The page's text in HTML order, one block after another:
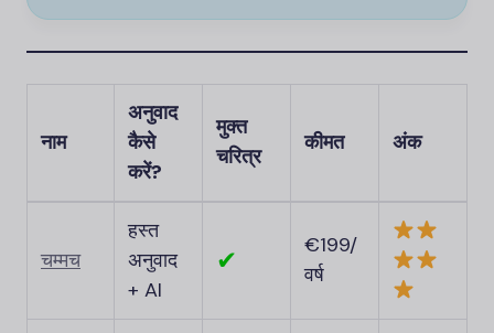
नाम
अनुवाद
कैसे
करें?
मुक्त
चरित्र
कीमत अंक
चम्मच
हस्त
अनुवाद
+ AI
✔
€199/
वर्ष